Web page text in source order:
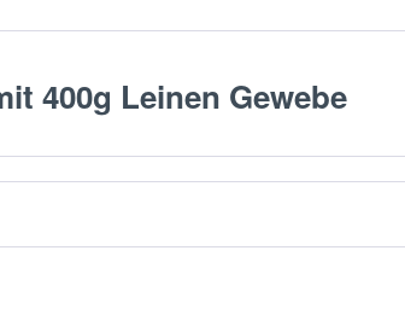
400g Leinen Gewebe